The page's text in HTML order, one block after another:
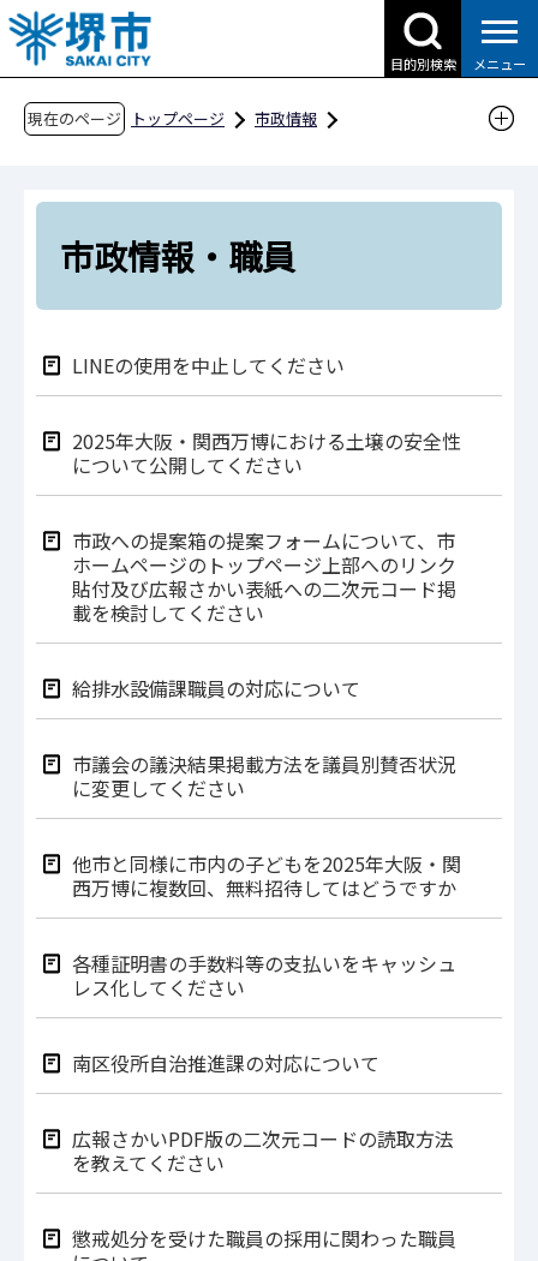
こ
の
ペ
目的別検索 メニュー
現在のページ トップページ
市政情報
市民の声
分類別（令和5年度分）
市政情報・職員
市政情報・職員
LINEの使用を中止してください
2025年大阪・関西万博における土壌の安全性
について公開してください
市政への提案箱の提案フォームについて、市
ホームページのトップページ上部へのリンク
貼付及び広報さかい表紙への二次元コード掲
載を検討してください
給排水設備課職員の対応について
市議会の議決結果掲載方法を議員別賛否状況
に変更してください
他市と同様に市内の子どもを2025年大阪・関
西万博に複数回、無料招待してはどうですか
各種証明書の手数料等の支払いをキャッシュ
レス化してください
南区役所自治推進課の対応について
広報さかいPDF版の二次元コードの読取方法
を教えてください
懲戒処分を受けた職員の採用に関わった職員